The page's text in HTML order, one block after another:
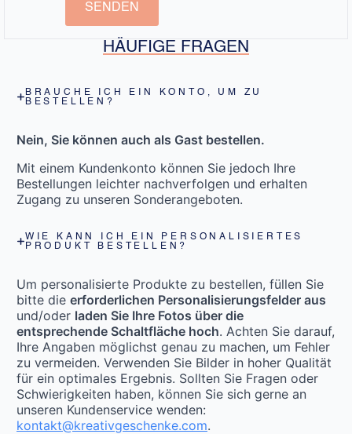
SENDEN
HÄUFIGE FRAGEN
BRAUCHE ICH EIN KONTO, UM ZU
BESTELLEN?
Nein, Sie können auch als Gast bestellen.
Mit einem Kundenkonto können Sie jedoch Ihre
Bestellungen leichter nachverfolgen und erhalten
Zugang zu unseren Sonderangeboten.
WIE KANN ICH EIN PERSONALISIERTES
PRODUKT BESTELLEN?
Um personalisierte Produkte zu bestellen, füllen Sie
bitte die erforderlichen Personalisierungsfelder aus
und/oder laden Sie Ihre Fotos über die
entsprechende Schaltfläche hoch. Achten Sie darauf,
Ihre Angaben möglichst genau zu machen, um Fehler
zu vermeiden. Verwenden Sie Bilder in hoher Qualität
für ein optimales Ergebnis. Sollten Sie Fragen oder
Schwierigkeiten haben, können Sie sich gerne an
unseren Kundenservice wenden:
kontakt@kreativgeschenke.com.